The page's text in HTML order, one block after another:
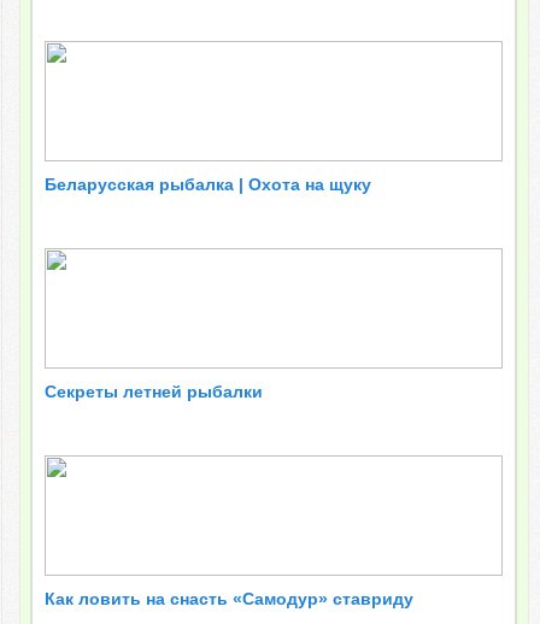
Беларусская рыбалка | Охота на щуку
Секреты летней рыбалки
Как ловить на снасть «Самодур» ставриду